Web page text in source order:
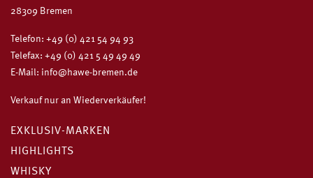
28309 Bremen
Telefon: +49 (0) 421 54 94 93
Telefax: +49 (0) 421 5 49 49 49
E-Mail: info@hawe-bremen.de
Verkauf nur an Wiederverkäufer!
EXKLUSIV-MARKEN
HIGHLIGHTS
WHISKY